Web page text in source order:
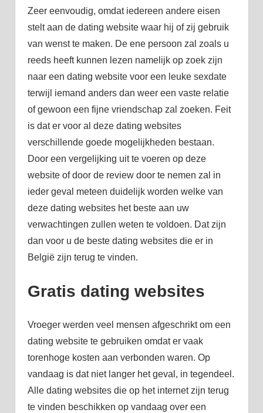
Zeer eenvoudig, omdat iedereen andere eisen
stelt aan de dating website waar hij of zij gebruik
van wenst te maken. De ene persoon zal zoals u
reeds heeft kunnen lezen namelijk op zoek zijn
naar een dating website voor een leuke sexdate
terwijl iemand anders dan weer een vaste relatie
of gewoon een fijne vriendschap zal zoeken. Feit
is dat er voor al deze dating websites
verschillende goede mogelijkheden bestaan.
Door een vergelijking uit te voeren op deze
website of door de review door te nemen zal in
ieder geval meteen duidelijk worden welke van
deze dating websites het beste aan uw
verwachtingen zullen weten te voldoen. Dat zijn
dan voor u de beste dating websites die er in
België zijn terug te vinden.
Gratis dating websites
Vroeger werden veel mensen afgeschrikt om een
dating website te gebruiken omdat er vaak
torenhoge kosten aan verbonden waren. Op
vandaag is dat niet langer het geval, in tegendeel.
Alle dating websites die op het internet zijn terug
te vinden beschikken op vandaag over een